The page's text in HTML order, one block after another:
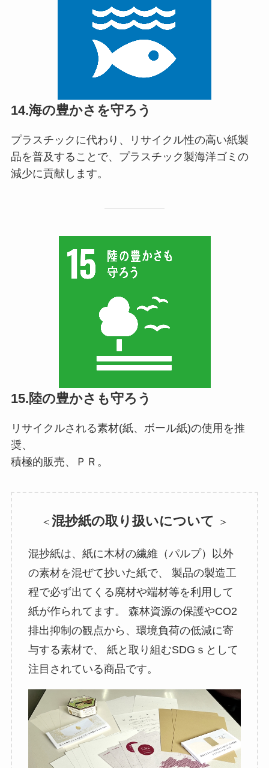
14.海の豊かさを守ろう
プラスチックに代わり、リサイクル性の高い紙製
品を普及することで、プラスチック製海洋ゴミの
減少に貢献します。
15.陸の豊かさも守ろう
リサイクルされる素材(紙、ボール紙)の使用を推
奨、
積極的販売、ＰＲ。
＜ 混抄紙の取り扱いについて ＞
混抄紙は、紙に木材の繊維（パルプ）以外
の素材を混ぜて抄いた紙で、 製品の製造工
程で必ず出てくる廃材や端材等を利用して
紙が作られてます。 森林資源の保護やCO2
排出抑制の観点から、環境負荷の低減に寄
与する素材で、 紙と取り組むSDGｓとして
注目されている商品です。